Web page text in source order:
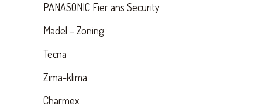
PANASONIC Fier ans Security
Madel – Zoning
Tecna
Zima-klima
Charmex